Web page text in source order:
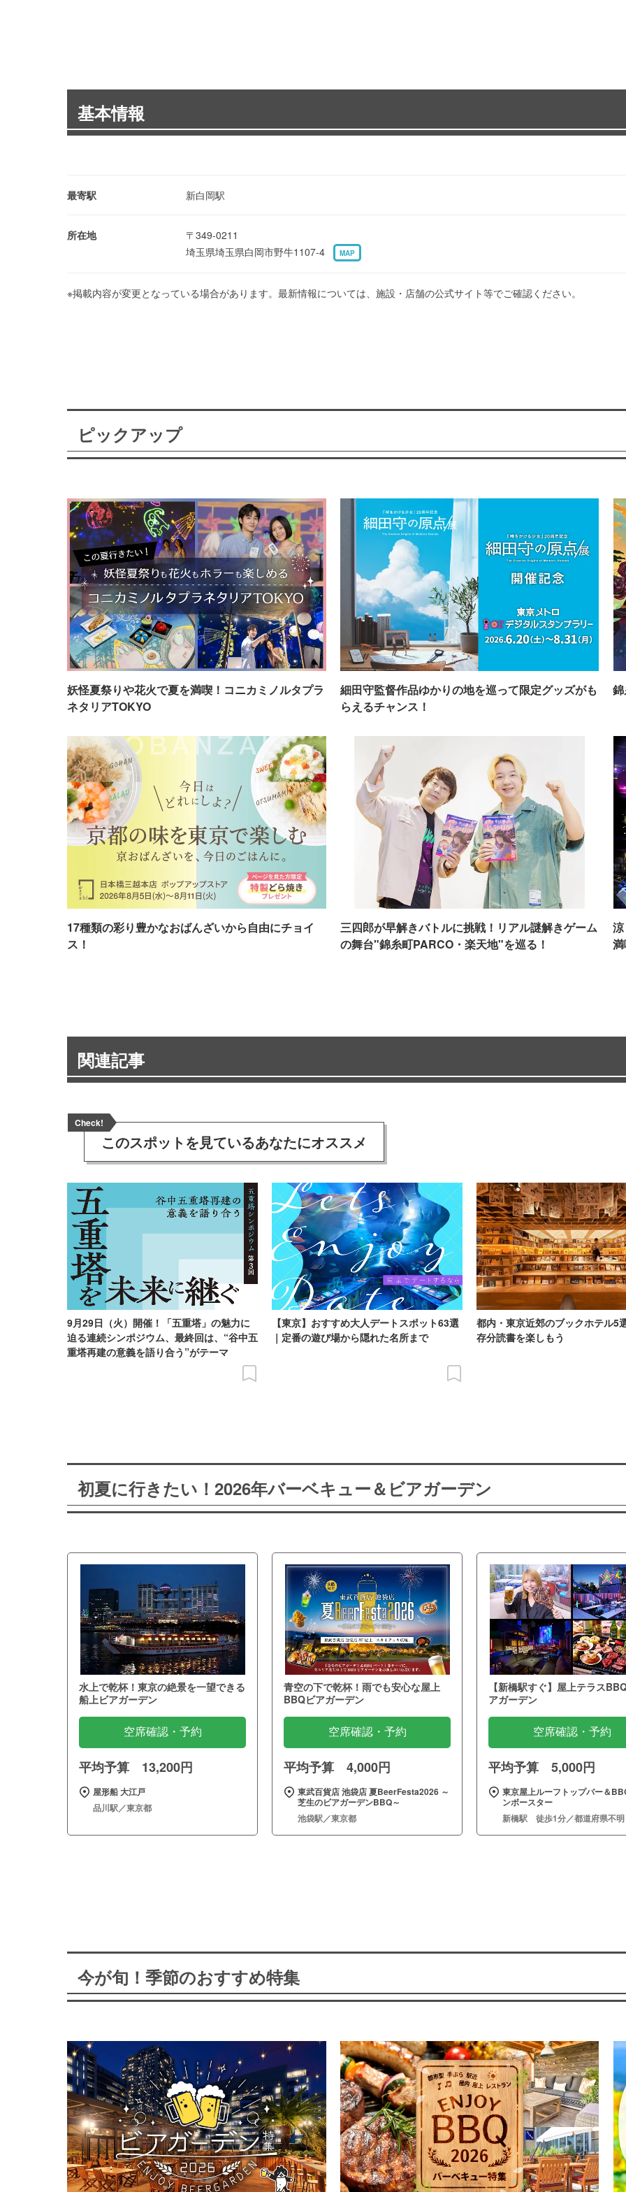
基本情報
最寄駅 新白岡駅
所在地
〒349-0211
埼玉県埼玉県白岡市野牛1107-4
MAP
※掲載内容が変更となっている場合があります。最新情報については、施設・店舗の公式サイト等でご確認ください。
ピックアップ
妖怪夏祭りや花火で夏を満喫！コニカミノルタプラ
ネタリアTOKYO
細田守監督作品ゆかりの地を巡って限定グッズがも
らえるチャンス！
17種類の彩り豊かなおばんざいから自由にチョイ
ス！
三四郎が早解きバトルに挑戦！リアル謎解きゲーム
の舞台"錦糸町PARCO・楽天地"を巡る！
関連記事
Check!
このスポットを見ているあなたにオススメ
9月29日（火）開催！「五重塔」の魅力に
迫る連続シンポジウム、最終回は、“谷中五
重塔再建の意義を語り合う”がテーマ
【東京】おすすめ大人デートスポット63選
｜定番の遊び場から隠れた名所まで
都内・東京近郊のブックホテル5
存分読書を楽しもう
初夏に行きたい！2026年バーベキュー＆ビアガーデン
水上で乾杯！東京の絶景を一望できる
船上ビアガーデン
空席確認・予約
平均予算 13,200円
屋形船 大江戸
品川駅／東京都
青空の下で乾杯！雨でも安心な屋上
BBQビアガーデン
空席確認・予約
平均予算 4,000円
東武百貨店 池袋店 夏BeerFesta2026 ～
芝生のビアガーデンBBQ～
池袋駅／東京都
【新橋駅すぐ】屋上テラス
アガーデン
空席確認・予約
平均予算 5,000円
東京屋上ルーフトップバー＆
ンボースター
新橋駅 徒歩1分／都道府県不明
今が旬！季節のおすすめ特集